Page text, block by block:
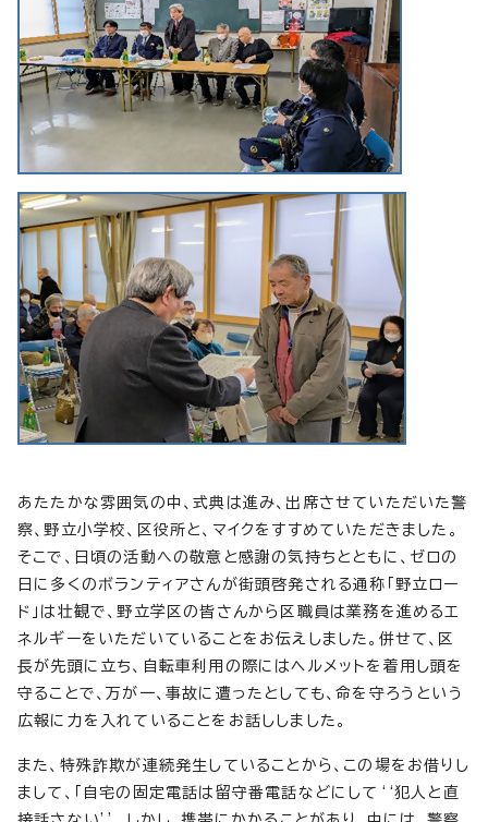
あたたかな雰囲気の中、式典は進み、出席させていただいた警
察、野立小学校、区役所と、マイクをすすめていただきました。
そこで、日頃の活動への敬意と感謝の気持ちとともに、ゼロの
日に多くのボランティアさんが街頭啓発される通称「野立ロー
ド」は壮観で、野立学区の皆さんから区職員は業務を進めるエ
ネルギーをいただいていることをお伝えしました。併せて、区
長が先頭に立ち、自転車利用の際にはヘルメットを着用し頭を
守ることで、万が一、事故に遭ったとしても、命を守ろうという
広報に力を入れていることをお話ししました。
また、特殊詐欺が連続発生していることから、この場をお借りし
まして、「自宅の固定電話は留守番電話などにして‘‘犯人と直